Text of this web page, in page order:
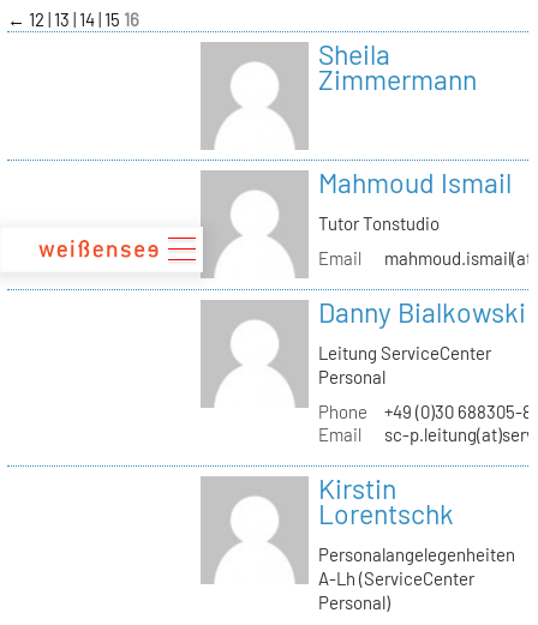
zum
Inhalt
← 12 13 14 15 16
Sheila
Zimmermann
Mahmoud Ismail
Tutor Tonstudio
Email
Danny Bialkowski
Leitung ServiceCenter
Personal
Phone
+49 (0)30 688305-
Email
sc-
Kirstin
Lorentschk
Personalangelegenheiten
A-Lh (ServiceCenter
Personal)